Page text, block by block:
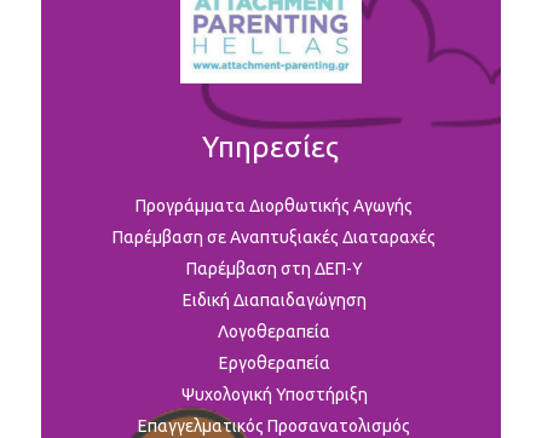
Υπηρεσίες
Προγράμματα Διορθωτικής Αγωγής
Παρέμβαση σε Αναπτυξιακές Διαταραχές
Παρέμβαση στη ΔΕΠ-Υ
Ειδική Διαπαιδαγώγηση
Λογοθεραπεία
Εργοθεραπεία
Ψυχολογική Υποστήριξη
Επαγγελματικός Προσανατολισμός